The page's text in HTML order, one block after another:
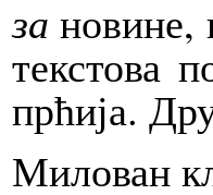
за новине,
текстова
прћија.
Милован